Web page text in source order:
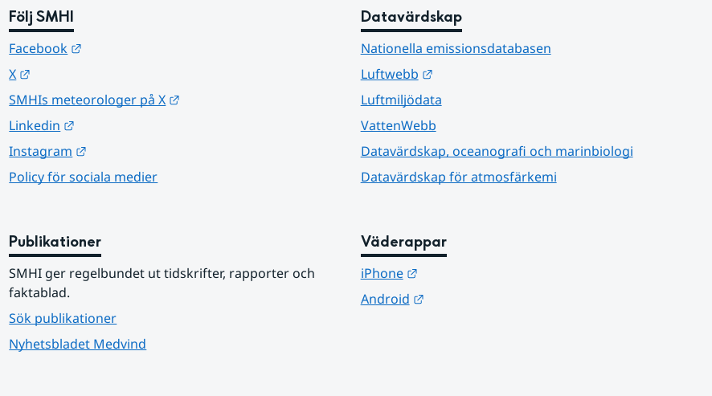
Följ SMHI
Facebook
X
SMHIs meteorologer på X
Linkedin
Instagram
Policy för sociala medier
Datavärdskap
Nationella emissionsdatabasen
Luftwebb
Länk till annan webbplats.
Luftmiljödata
VattenWebb
Datavärdskap, oceanografi och marinbiologi
Datavärdskap för atmosfärkemi
Publikationer
SMHI ger regelbundet ut tidskrifter, rapporter och
faktablad.
Sök publikationer
Nyhetsbladet Medvind
Väderappar
iPhone
Länk till annan webbplats.
Android
Länk till annan webbplats.